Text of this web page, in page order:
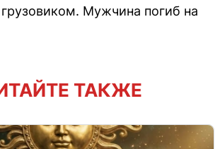
грузовиком. Мужчина погиб на
ТАКЖЕ